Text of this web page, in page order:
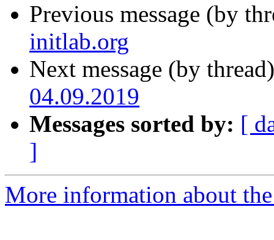
Previous message (by
initlab.org
Next message (by
04.09.2019
Messages sorted by: [
]
More information about